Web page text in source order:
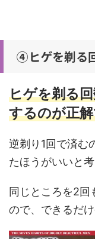
④ヒゲを剃る
ヒゲを剃る
するのが正
逆剃り1回で済む
たほうがいいと考
同じところを2回
ので、できるだけ